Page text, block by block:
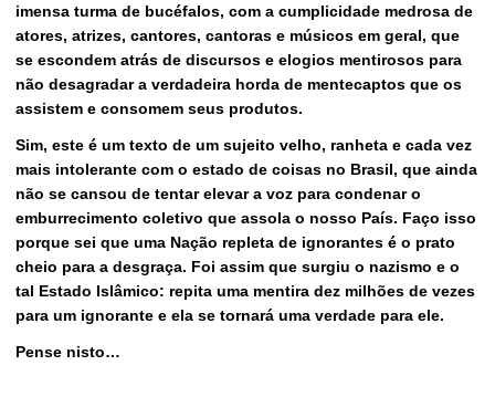
imensa turma de bucéfalos, com a cumplicidade medrosa de
atores, atrizes, cantores, cantoras e músicos em geral, que
se escondem atrás de discursos e elogios mentirosos para
não desagradar a verdadeira horda de mentecaptos que os
assistem e consomem seus produtos.
Sim, este é um texto de um sujeito velho, ranheta e cada vez
mais intolerante com o estado de coisas no Brasil, que ainda
não se cansou de tentar elevar a voz para condenar o
emburrecimento coletivo que assola o nosso País. Faço isso
porque sei que uma Nação repleta de ignorantes é o prato
cheio para a desgraça. Foi assim que surgiu o nazismo e o
tal Estado Islâmico: repita uma mentira dez milhões de vezes
para um ignorante e ela se tornará uma verdade para ele.
Pense nisto…